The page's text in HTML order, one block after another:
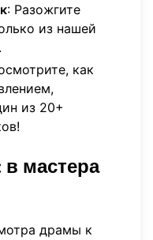
: Разожгите
из нашей
.
как
из 20+
мастера
драмы к